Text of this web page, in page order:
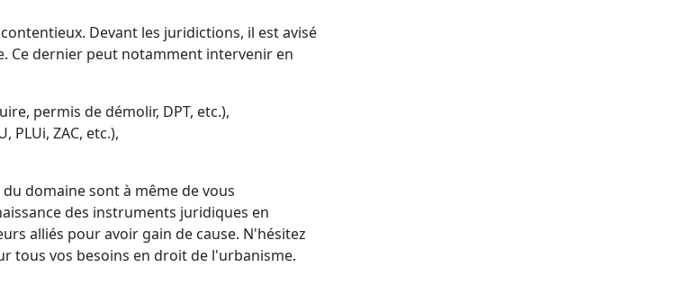
Devant les juridictions, il est avisé
Ce dernier peut notamment intervenir en
permis de démolir, DPT, etc.),
ZAC, etc.),
domaine sont à même de vous
des instruments juridiques en
alliés pour avoir gain de cause. N'hésitez
tous vos besoins en droit de l'urbanisme.